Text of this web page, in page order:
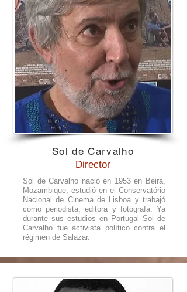
Sol de Carvalho
Director
Sol de Carvalho nació en 1953 en Beira,
Mozambique, estudió en el Conservatório
Nacional de Cinema de Lisboa y trabajó
como periodista, editora y fotógrafa. Ya
durante sus estudios en Portugal Sol de
Carvalho fue activista político contra el
régimen de Salazar.